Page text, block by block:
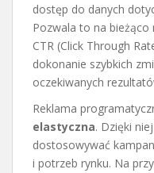
dostęp do danych
Pozwala to na
CTR (Click Through
dokonanie szybkich
oczekiwanych
Reklama
elastyczna. Dzięki
dostosowywać
i potrzeb rynku. Na